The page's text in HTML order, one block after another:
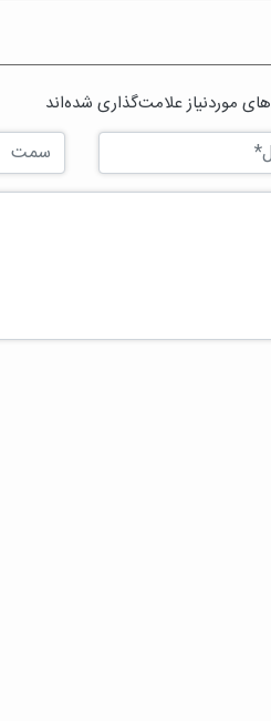
موردنیاز علامت‌گذاری شده‌اند